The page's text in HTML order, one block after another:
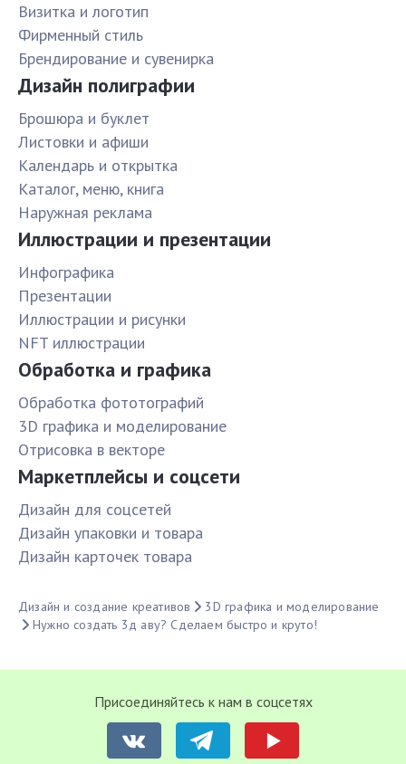
Визитка и логотип
Фирменный стиль
Брендирование и сувенирка
Дизайн полиграфии
Брошюра и буклет
Листовки и афиши
Календарь и открытка
Каталог, меню, книга
Наружная реклама
Иллюстрации и презентации
Инфографика
Презентации
Иллюстрации и рисунки
NFT иллюстрации
Обработка и графика
Обработка фототографий
3D графика и моделирование
Отрисовка в векторе
Маркетплейсы и соцсети
Дизайн для соцсетей
Дизайн упаковки и товара
Дизайн карточек товара
Дизайн и создание креативов
3D графика и моделирование
Нужно создать 3д аву? Сделаем быстро и круто!
Присоединяйтесь к нам в соцсетях